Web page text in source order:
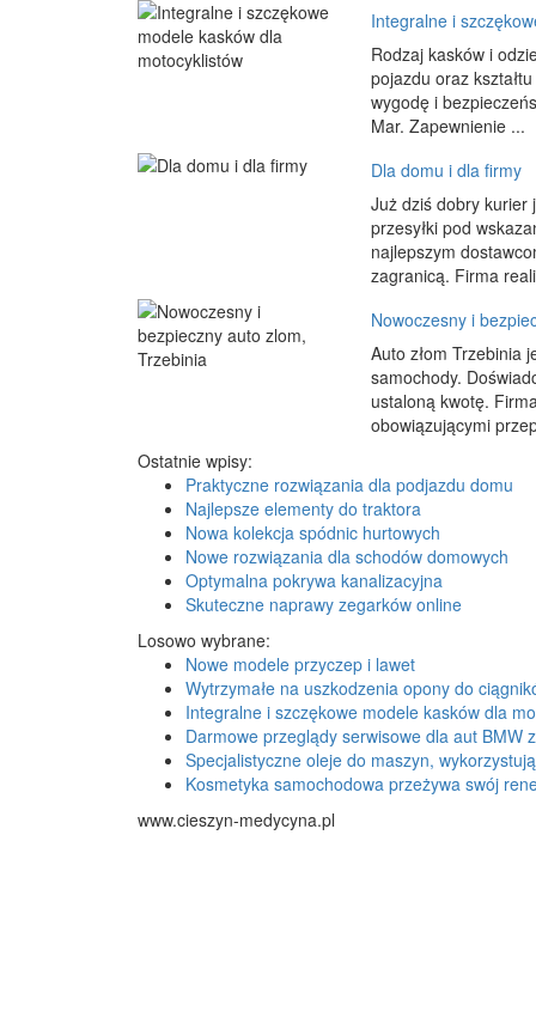
Integralne i
Rodzaj kasków i
pojazdu oraz
wygodę i
Mar. Zapewnienie ...
Dla domu i dla firmy
Już dziś dobry kurier
przesyłki pod
najlepszym
zagranicą. Firma
Nowoczesny i
Auto złom Trzebinia
samochody.
ustaloną kwotę.
obowiązującymi
Ostatnie wpisy:
Praktyczne rozwiązania dla podjazdu domu
Najlepsze elementy do traktora
Nowa kolekcja spódnic hurtowych
Nowe rozwiązania dla schodów domowych
Optymalna pokrywa kanalizacyjna
Skuteczne naprawy zegarków online
Losowo wybrane:
Nowe modele przyczep i lawet
Wytrzymałe na uszkodzenia opony do
Integralne i szczękowe modele kasków dla
Darmowe przeglądy serwisowe dla aut BMW
Specjalistyczne oleje do maszyn,
Kosmetyka samochodowa przeżywa swój
www.cieszyn-medycyna.pl